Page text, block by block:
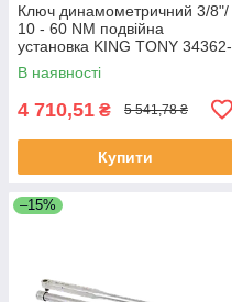
Ключ динамометричний 3/8"/
10 - 60 NM подвійна
установка KING TONY 34362-
3DG (Тайвань)
В наявності
4 710,51 ₴ 5 541,78 ₴
Купити
–15%